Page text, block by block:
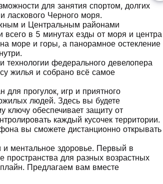
для занятия спортом, долгих
ласкового Черного моря.
и Центральным районами
всего в 5 минутах езды от моря и центра
море и горы, а панорамное остекление
федерального девелопера
жилья и собрано всё самое
прогулок, игр и приятного
людей. Здесь вы будете
ключу обеспечивает защиту от
каждый кусочек территории.
вы сможете дистанционно открывать
ментальное здоровье. Первый в
пространства для разных возрастных
Предлагаем вам вместе